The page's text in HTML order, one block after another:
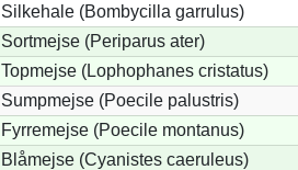
Silkehale (Bombycilla garrulus)
Sortmejse (Periparus ater)
Topmejse (Lophophanes cristatus)
Sumpmejse (Poecile palustris)
Fyrremejse (Poecile montanus)
Blåmejse (Cyanistes caeruleus)